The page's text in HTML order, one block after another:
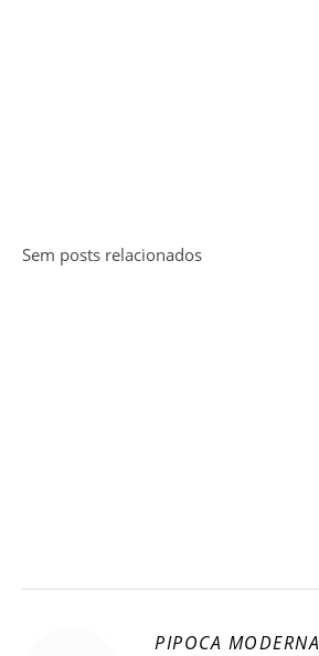
Sem posts relacionados
PIPOCA MODERNA